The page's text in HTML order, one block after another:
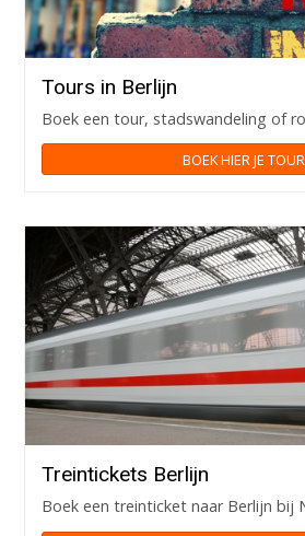
Tours in Berlijn
Boek een tour, stadswandeling of
BOEK HIER JE
Treintickets Berlijn
Boek een treinticket naar Berlijn bij